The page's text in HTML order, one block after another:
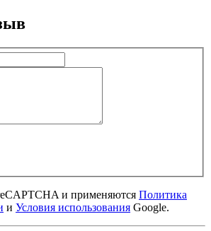
и применяются Политика
и Условия использования Google.